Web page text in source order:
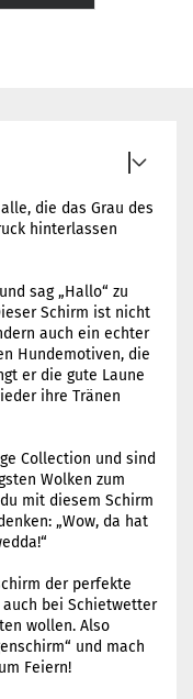
die das Grau des
hinterlassen
sag „Hallo“ zu
Schirm ist nicht
auch ein echter
Hundemotiven, die
er die gute Laune
ihre Tränen
Collection und sind
Wolken zum
mit diesem Schirm
„Wow, da hat
der perfekte
bei Schietwetter
wollen. Also
und mach
Feiern!